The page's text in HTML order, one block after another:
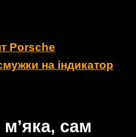
Porsche
на індикатор
сам